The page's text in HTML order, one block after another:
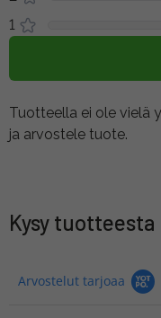
1
Tuotteella ei ole vielä
ja arvostele tuote.
Kysy tuotteesta
Arvostelut tarjoaa